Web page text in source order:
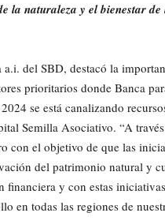
la naturaleza y el bienestar
del SBD, destacó la
prioritarios donde Banca
se está canalizando
Semilla Asociativo. “A
con el objetivo de que las
del patrimonio natural y
y con estas
en todas las regiones de